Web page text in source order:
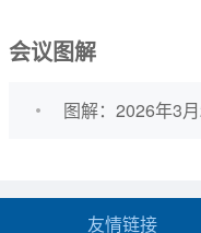
会议图解
图解：2026年3
友情链接